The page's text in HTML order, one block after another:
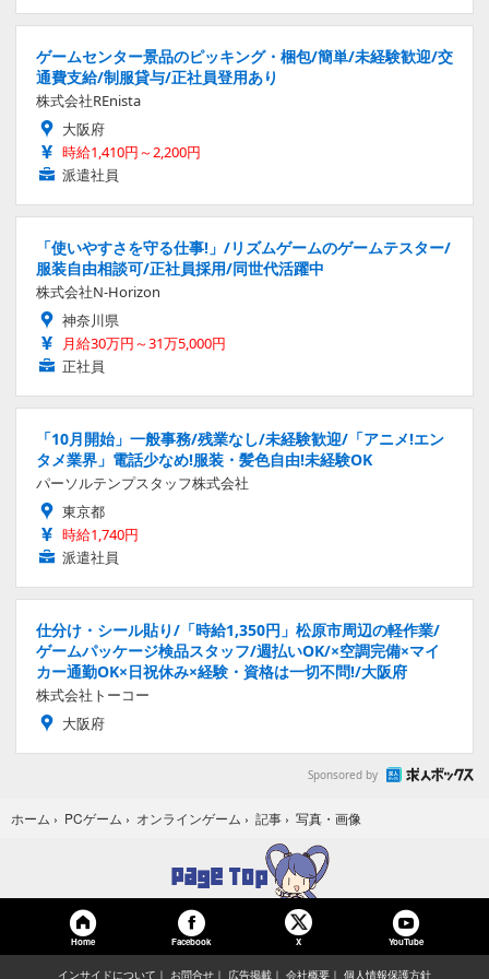
ゲームセンター景品のピッキング・梱包/簡単/未経験歓迎/交
通費支給/制服貸与/正社員登用あり
株式会社REnista
大阪府
時給1,410円～2,200円
派遣社員
「使いやすさを守る仕事!」/リズムゲームのゲームテスター/
服装自由相談可/正社員採用/同世代活躍中
株式会社N-Horizon
神奈川県
月給30万円～31万5,000円
正社員
「10月開始」一般事務/残業なし/未経験歓迎/「アニメ!エン
タメ業界」電話少なめ!服装・髪色自由!未経験OK
パーソルテンプスタッフ株式会社
東京都
時給1,740円
派遣社員
仕分け・シール貼り/「時給1,350円」松原市周辺の軽作業/
ゲームパッケージ検品スタッフ/週払いOK/×空調完備×マイ
カー通勤OK×日祝休み×経験・資格は一切不問!/大阪府
株式会社トーコー
大阪府
Sponsored by
ホーム › PCゲーム › オンラインゲーム › 記事 › 写真・画像
Home Facebook X YouTube
インサイドについて お問合せ 広告掲載 会社概要 個人情報保護方針